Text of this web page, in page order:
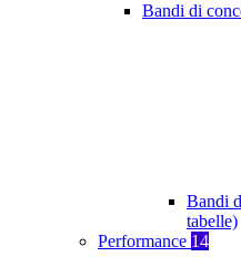
Bandi di
Bandi
tabelle)
Performance 14